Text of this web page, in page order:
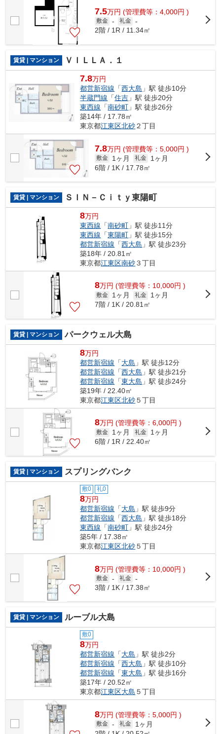
7.5万円 (管理費等：4,000円 )
敷金 - 礼金 -
2階 / 1R / 11.34㎡
賃貸 | マンション ＶＩＬＬＡ．１
7.8万円
都営新宿線 「西大島 」駅 徒歩10分
半蔵門線 「住吉 」駅 徒歩20分
東西線 「南砂町 」駅 徒歩26分
築14年 / 17.78㎡
東京都江東区北砂２丁目
7.8万円 (管理費等：5,000円 )
敷金 1ヶ月 礼金
1ヶ月
6階 / 1K / 17.78㎡
賃貸 | マンション ＳＩＮ－Ｃｉｔｙ東陽町
8万円
東西線 「南砂町 」駅 徒歩11分
東西線 「東陽町 」駅 徒歩15分
都営新宿線 「西大島 」駅 徒歩23分
築18年 / 20.81㎡
東京都江東区南砂３丁目
8万円 (管理費等：10,000円 )
敷金 1ヶ月 礼金
1ヶ月
7階 / 1K / 20.81㎡
賃貸 | マンション パークウェル大島
8万円
都営新宿線 「大島 」駅 徒歩12分
都営新宿線 「西大島 」駅 徒歩21分
都営新宿線 「東大島 」駅 徒歩24分
築19年 / 22.40㎡
東京都江東区北砂５丁目
8万円 (管理費等：6,000円 )
敷金 1ヶ月 礼金
1ヶ月
6階 / 1R / 22.40㎡
賃貸 | マンション スプリングバンク
敷0 礼0
8万円
都営新宿線 「大島 」駅 徒歩9分
都営新宿線 「西大島 」駅 徒歩18分
東西線 「南砂町 」駅 徒歩24分
築5年 / 17.38㎡
東京都江東区北砂５丁目
8万円 (管理費等：10,000円 )
敷金 - 礼金 -
3階 / 1K / 17.38㎡
賃貸 | マンション ルーブル大島
敷0
8万円
都営新宿線 「大島 」駅 徒歩2分
都営新宿線 「西大島 」駅 徒歩10分
都営新宿線 「東大島 」駅 徒歩16分
築17年 / 20.52㎡
東京都江東区大島 ５丁目
8万円 (管理費等：5,000円 )
敷金 - 礼金
1ヶ月